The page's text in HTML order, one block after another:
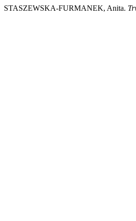
STASZEWSKA-FURMANEK, Anita.